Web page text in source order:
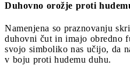
Duhovno orožje proti
Namenjena so praznovanju
duhovni čut in imajo obredno
svojo simboliko nas učijo, da
v boju proti hudemu duhu.